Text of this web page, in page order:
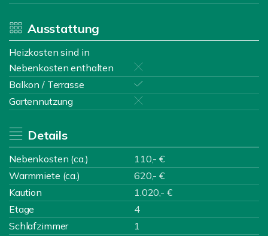
Ausstattung
Heizkosten sind in
Nebenkosten enthalten
Balkon / Terrasse
Gartennutzung
Details
Nebenkosten (ca.)
110,- €
Warmmiete (ca.)
620,- €
Kaution
1.020,- €
Etage
4
Schlafzimmer
1